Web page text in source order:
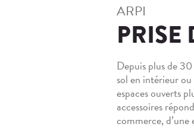
ARPI
PRISE
Depuis plus de
sol en intérieur
espaces ouverts
accessoires
commerce,